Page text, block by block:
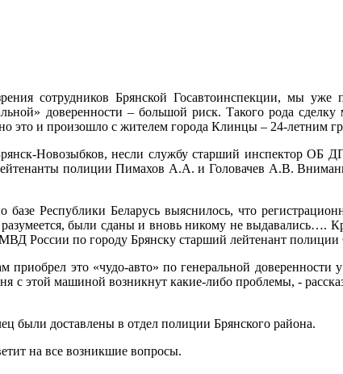
сотрудников Брянской Госавтоинспекции, мы уже
доверенности – большой риск. Такого рода сделку
это и произошло с жителем города Клинцы – 24-летним
Новозыбков, несли службу старший инспектор
полиции Пимахов А.А. и Головачев А.В.
Республики Беларусь выяснилось, что
были сданы и вновь никому не выдавались….
России по городу Брянску старший лейтенант
приобрел это «чудо-авто» по генеральной доверенности
этой машиной возникнут какие-либо проблемы, -
были доставлены в отдел полиции Брянского района.
на все возникшие вопросы.